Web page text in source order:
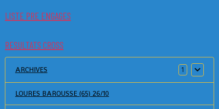
LISTE PRE ENGAGES
RESULTATS CROSS
ARCHIVES 1
LOURES BAROUSSE (65) 26/10